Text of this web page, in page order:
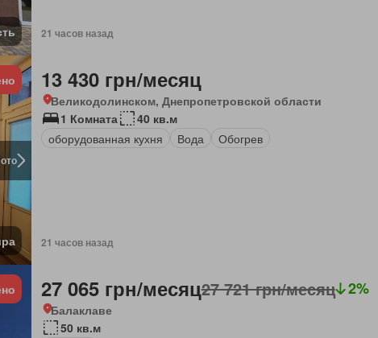
21 часов назад
13 430 грн/месяц
Великодолинском, Днепропетровской области
1 Комната
40 кв.м
оборудованная кухня
Вода Обогрев
21 часов назад
27 065 грн/месяц27 721 грн/месяц 2%
Балаклаве
50 кв.м